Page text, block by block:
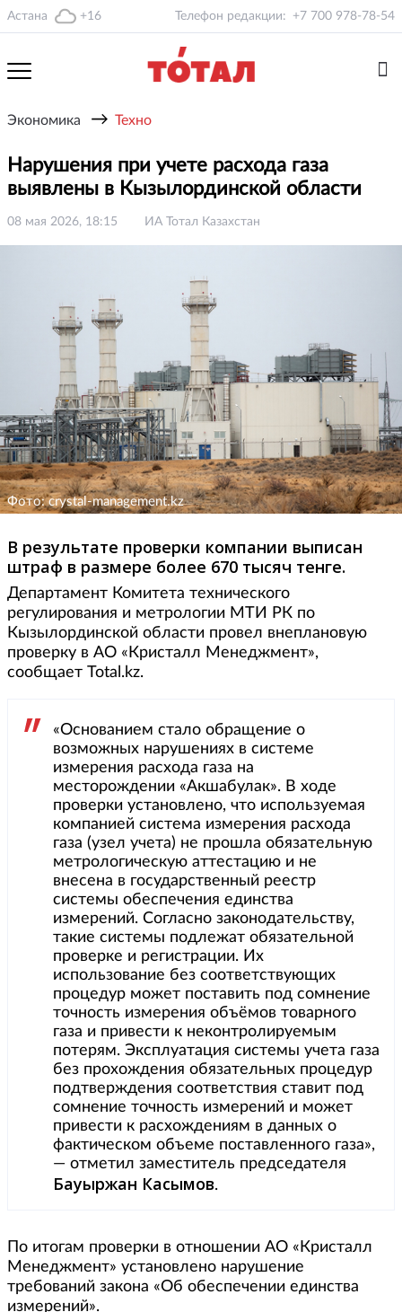
Астана +16 Телефон редакции: +7 700 978-78-54
Экономика → Техно
Нарушения при учете расхода газа
выявлены в Кызылординской области
08 мая 2026, 18:15 ИА Тотал Казахстан
Фото: crystal-management.kz
В результате проверки компании выписан
штраф в размере более 670 тысяч тенге.
Департамент Комитета технического
регулирования и метрологии МТИ РК по
Кызылординской области провел внеплановую
проверку в АО «Кристалл Менеджмент»,
сообщает Total.kz.
«Основанием стало обращение о
возможных нарушениях в системе
измерения расхода газа на
месторождении «Акшабулак». В ходе
проверки установлено, что используемая
компанией система измерения расхода
газа (узел учета) не прошла обязательную
метрологическую аттестацию и не
внесена в государственный реестр
системы обеспечения единства
измерений. Согласно законодательству,
такие системы подлежат обязательной
проверке и регистрации. Их
использование без соответствующих
процедур может поставить под сомнение
точность измерения объёмов товарного
газа и привести к неконтролируемым
потерям. Эксплуатация системы учета газа
без прохождения обязательных процедур
подтверждения соответствия ставит под
сомнение точность измерений и может
привести к расхождениям в данных о
фактическом объеме поставленного газа»,
— отметил заместитель председателя
Бауыржан Касымов.
По итогам проверки в отношении АО «Кристалл
Менеджмент» установлено нарушение
требований закона «Об обеспечении единства
измерений».